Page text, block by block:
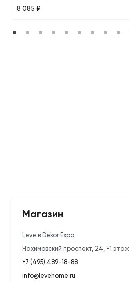
8 085 ₽
Магазин
Leve в Dekor Expo
Нахимовский проспект, 24, -1 этаж
+7 (495) 489-18-88
info@levehome.ru